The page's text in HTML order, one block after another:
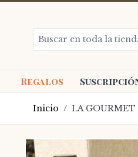
Buscar en toda la
Regalos
Inicio / LA GOURMET